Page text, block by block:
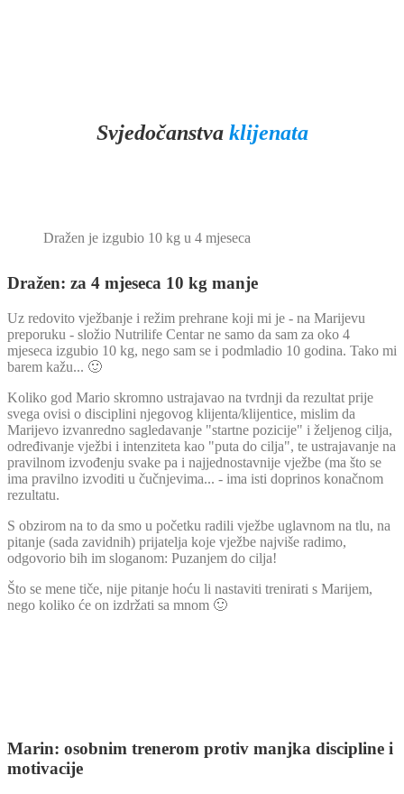
Svjedočanstva klijenata
Dražen je izgubio 10 kg u 4 mjeseca
Dražen: za 4 mjeseca 10 kg manje
Uz redovito vježbanje i režim prehrane koji mi je - na Marijevu
preporuku - složio Nutrilife Centar ne samo da sam za oko 4
mjeseca izgubio 10 kg, nego sam se i podmladio 10 godina. Tako mi
barem kažu... 🙂
Koliko god Mario skromno ustrajavao na tvrdnji da rezultat prije
svega ovisi o disciplini njegovog klijenta/klijentice, mislim da
Marijevo izvanredno sagledavanje "startne pozicije" i željenog cilja,
određivanje vježbi i intenziteta kao "puta do cilja", te ustrajavanje na
pravilnom izvođenju svake pa i najjednostavnije vježbe (ma što se
ima pravilno izvoditi u čučnjevima... - ima isti doprinos konačnom
rezultatu.
S obzirom na to da smo u početku radili vježbe uglavnom na tlu, na
pitanje (sada zavidnih) prijatelja koje vježbe najviše radimo,
odgovorio bih im sloganom: Puzanjem do cilja!
Što se mene tiče, nije pitanje hoću li nastaviti trenirati s Marijem,
nego koliko će on izdržati sa mnom 🙂
Marin: osobnim trenerom protiv manjka discipline i
motivacije